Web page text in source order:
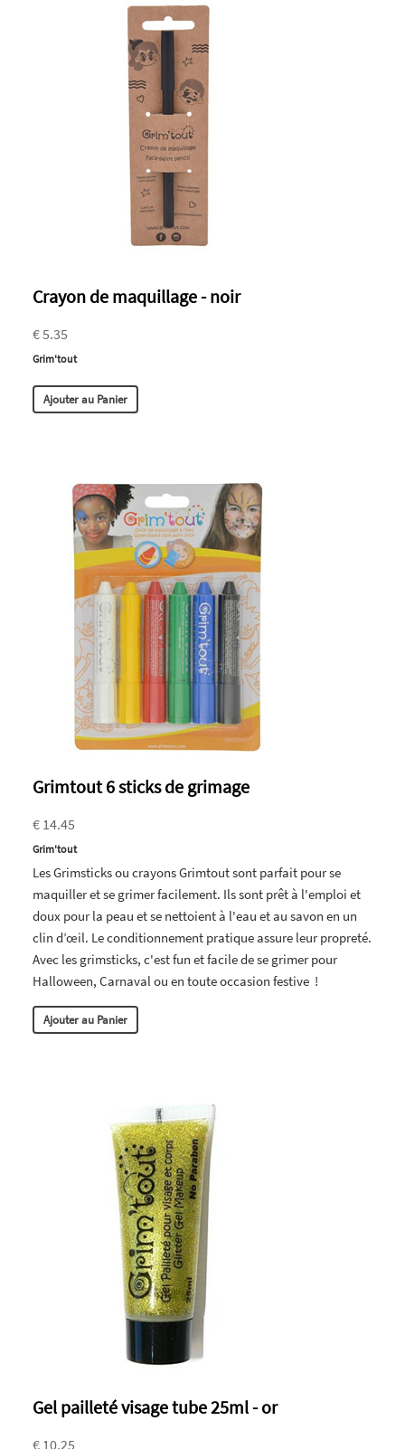
Crayon de maquillage - noir
€ 5.35
Grim'tout
Ajouter au Panier
Grimtout 6 sticks de grimage
€ 14.45
Grim'tout
Les Grimsticks ou crayons Grimtout sont parfait pour se
maquiller et se grimer facilement. Ils sont prêt à l'emploi et
doux pour la peau et se nettoient à l'eau et au savon en un
clin d’œil. Le conditionnement pratique assure leur propreté.
Avec les grimsticks, c'est fun et facile de se grimer pour
Halloween, Carnaval ou en toute occasion festive !
Ajouter au Panier
Gel pailleté visage tube 25ml - or
€ 10.25